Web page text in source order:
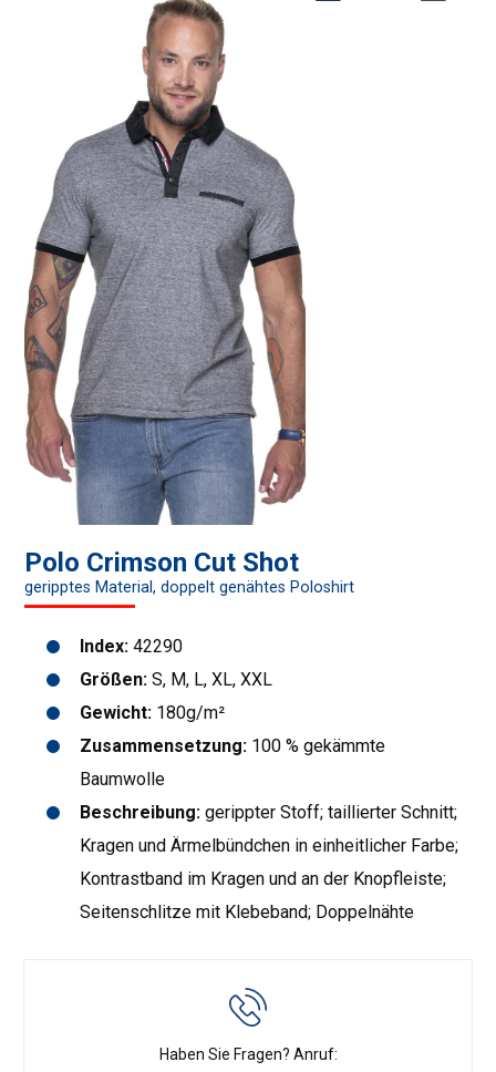
Polo Crimson Cut Shot
geripptes Material, doppelt genähtes Poloshirt
Index: 42290
Größen: S, M, L, XL, XXL
Gewicht: 180g/m²
Zusammensetzung: 100 % gekämmte
Baumwolle
Beschreibung: gerippter Stoff; taillierter Schnitt;
Kragen und Ärmelbündchen in einheitlicher Farbe;
Kontrastband im Kragen und an der Knopfleiste;
Seitenschlitze mit Klebeband; Doppelnähte
Haben Sie Fragen? Anruf: